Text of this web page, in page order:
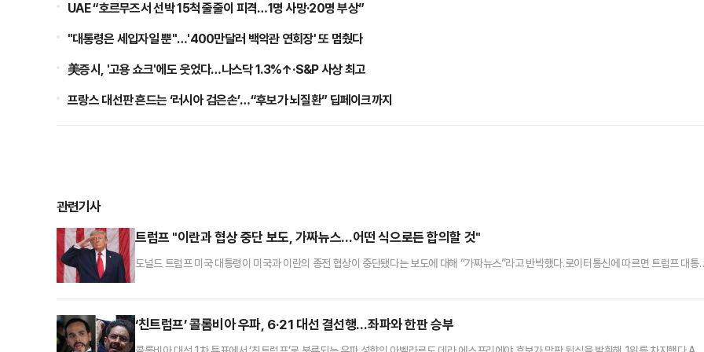
UAE “호르무즈서 선박 15척 줄줄이 피격…1명 사망·20명 부상”
"대통령은 세입자일 뿐"…'400만달러 백악관 연회장' 또 멈췄다
美증시, '고용 쇼크'에도 웃었다…나스닥 1.3%↑·S&P 사상 최고
프랑스 대선판 흔드는 ‘러시아 검은손’…“후보가 뇌질환” 딥페이크까지
관련기사
트럼프 "이란과 협상 중단 보도, 가짜뉴스…어떤 식으로든 합의할 것"
도널드 트럼프 미국 대통령이 미국과 이란의 종전 협상이 중단됐다는 보도에 대해 “가짜뉴스”라고 반박했다.로이터통신에 따르면 트럼프 대통
거짓”이라고 강조했다.그러면서 “우리는 4일 전, 3일 전, 2일 전, 하루 전, 그리고 오늘도 계속 대화해 왔다”며 “대화가 어떤 결과를 가져올지 아
‘친트럼프’ 콜롬비아 우파, 6·21 대선 결선행…좌파와 한판 승부